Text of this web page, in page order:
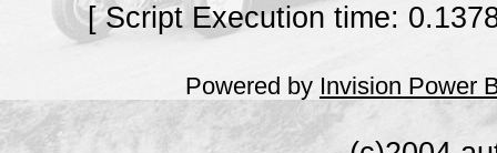
[ Script Execution time:
Powered by Invision Power